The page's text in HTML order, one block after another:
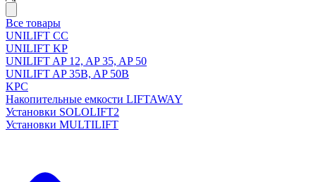
Все товары
UNILIFT CC
UNILIFT KP
UNILIFT AP 12, AP 35, AP 50
UNILIFT AP 35B, AP 50B
KPC
Накопительные емкости LIFTAWAY
Установки SOLOLIFT2
Установки MULTILIFT